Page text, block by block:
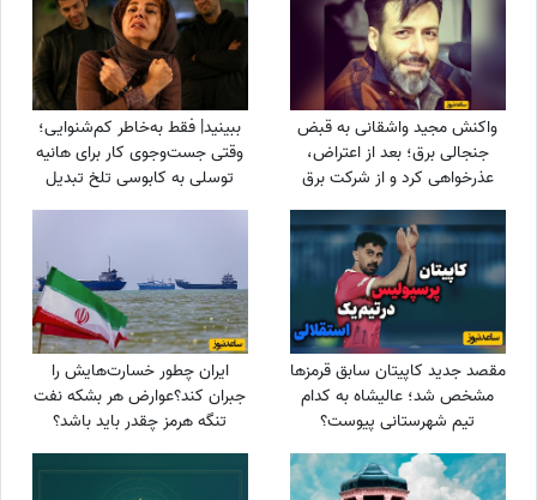
واکنش مجید واشقانی به قبض
جنجالی برق؛ بعد از اعتراض،
عذرخواهی کرد و از شرکت برق
تشکر کرد
ببینید| فقط به‌خاطر کم‌شنوایی؛
وقتی جست‌وجوی کار برای هانیه
توسلی به کابوسی تلخ تبدیل
می‌شود
مقصد جدید کاپیتان سابق قرمزها
مشخص شد؛ عالیشاه به کدام
تیم شهرستانی پیوست؟
ایران چطور خسارت‌هایش را
جبران کند؟عوارض هر بشکه نفت
تنگه هرمز چقدر باید باشد؟